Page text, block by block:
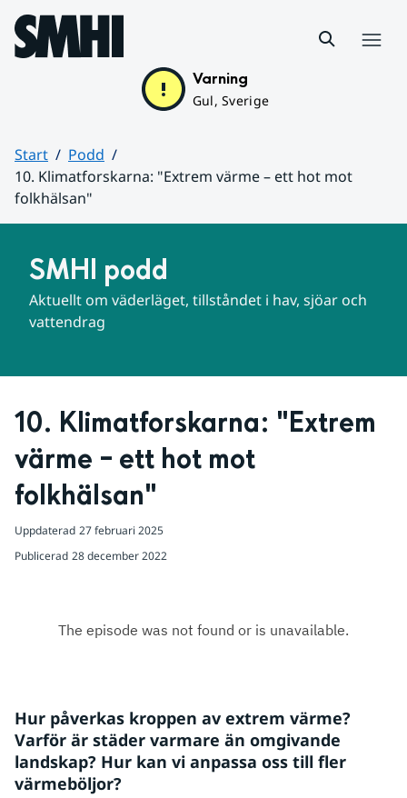
Hoppa till sidans innehåll
Varning
Gul, Sverige
Start
Podd
10. Klimatforskarna: "Extrem värme – ett hot mot
folkhälsan"
SMHI podd
Aktuellt om väderläget, tillståndet i hav, sjöar och
vattendrag
10. Klimatforskarna: "Extrem
värme – ett hot mot
folkhälsan"
Uppdaterad 27 februari 2025
Publicerad 28 december 2022
Hur påverkas kroppen av extrem värme?
Varför är städer varmare än omgivande
landskap? Hur kan vi anpassa oss till fler
värmeböljor?